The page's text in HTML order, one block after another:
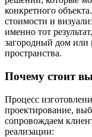
конкретного
стоимости и
именно тот
загородный дом или
пространства.
Почему стоит
Процесс
проектирование,
сопровождаем
реализации: